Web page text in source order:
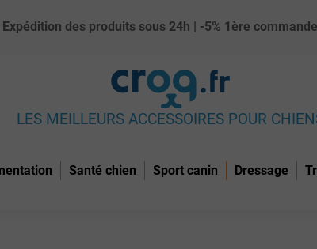
des produits sous 24h | -5% 1ère commande
LES MEILLEURS ACCESSOIRES POUR
Santé chien Sport canin Dressage